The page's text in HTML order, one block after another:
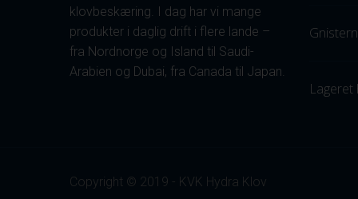
klovbeskæring. I dag har vi mange
produkter i daglig drift i flere lande –
fra Nordnorge og Island til Saudi-
Arabien og Dubai, fra Canada til Japan.
Lageret
Copyright © 2019 - KVK Hydra Klov